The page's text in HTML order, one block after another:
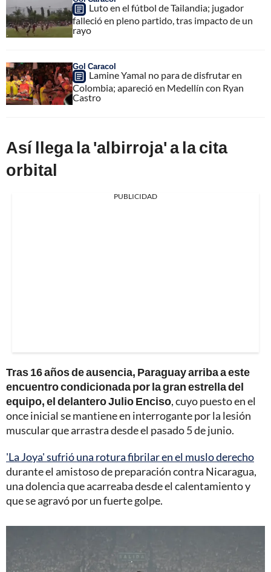
Luto en el fútbol de Tailandia; jugador
falleció en pleno partido, tras impacto de un
rayo
Gol Caracol
Lamine Yamal no para de disfrutar en
Colombia; apareció en Medellín con Ryan
Castro
Así llega la 'albirroja' a la cita
orbital
PUBLICIDAD
Tras 16 años de ausencia, Paraguay arriba a este
encuentro condicionada por la gran estrella del
equipo, el delantero Julio Enciso, cuyo puesto en el
once inicial se mantiene en interrogante por la lesión
muscular que arrastra desde el pasado 5 de junio.
'La Joya' sufrió una rotura fibrilar en el muslo derecho
durante el amistoso de preparación contra Nicaragua,
una dolencia que acarreaba desde el calentamiento y
que se agravó por un fuerte golpe.